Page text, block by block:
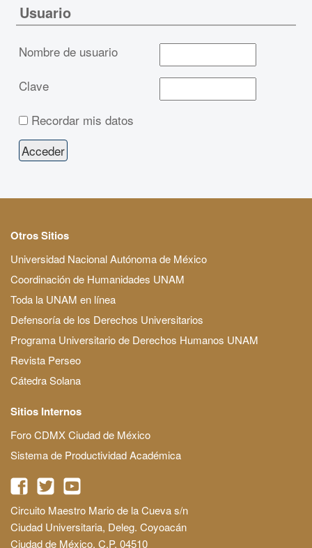
Usuario
Nombre de usuario
Clave
Recordar mis datos
Otros Sitios
Universidad Nacional Autónoma de México
Coordinación de Humanidades UNAM
Toda la UNAM en línea
Defensoría de los Derechos Universitarios
Programa Universitario de Derechos Humanos UNAM
Revista Perseo
Cátedra Solana
Sitios Internos
Foro CDMX Ciudad de México
Sistema de Productividad Académica
Circuito Maestro Mario de la Cueva s/n
Ciudad Universitaria, Deleg. Coyoacán
Ciudad de México, C.P. 04510